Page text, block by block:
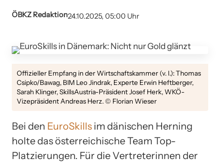
ÖBKZ Redaktion24.10.2025, 05:00 Uhr
Offizieller Empfang in der Wirtschaftskammer (v. l.): Thomas
Csipko/Bawag, BIM Leo Jindrak, Experte Erwin Heftberger,
Sarah Klinger, SkillsAustria-Präsident Josef Herk, WKÖ-
Vizepräsident Andreas Herz. © Florian Wieser
Bei den EuroSkills im dänischen Herning
holte das österreichische Team Top-
Platzierungen. Für die Vertreterinnen der